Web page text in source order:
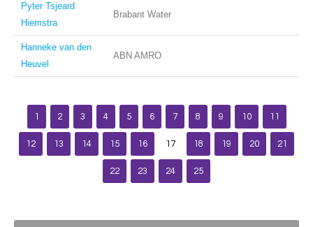
Pyter Tsjeard
Hiemstra
Brabant Water
Hanneke van den
Heuvel
ABN AMRO
1 2 3 4 5 6 7 8 9 10 11
12 13 14 15 16 17 18 19 20 21
22 23 24 25